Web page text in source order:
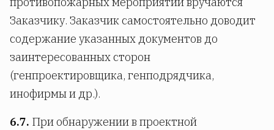
Заказчику. Заказчик самостоятельно доводит
содержание указанных документов до
заинтересованных сторон
(генпроектировщика, генподрядчика,
инофирмы и др.).
6.7. При обнаружении в проектной